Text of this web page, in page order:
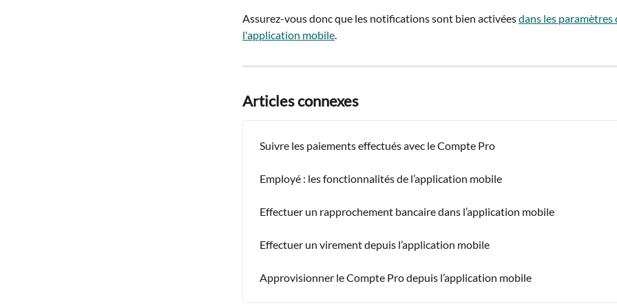
Assurez-vous donc que les notifications sont bien activées dans les paramètres
l'application mobile
Articles connexes
Suivre les paiements effectués avec le Compte Pro
Employé : les fonctionnalités de l’application mobile
Effectuer un rapprochement bancaire dans l’application mobile
Effectuer un virement depuis l’application mobile
Approvisionner le Compte Pro depuis l’application mobile